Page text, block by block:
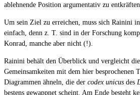
ablehnende Position argumentativ zu entkräften.
Um sein Ziel zu erreichen, muss sich Rainini
einfach, denn z. T. sind in der Forschung
Konrad, manche aber nicht (!).
Rainini behält den Überblick und vergleicht
Gemeinsamkeiten mit dem hier besprochenen
Diagrammen ähneln, die der codex unicus des
bestens gewappnet scheint. Am Ende besteht